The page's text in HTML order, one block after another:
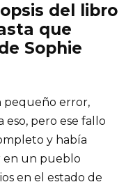
del libro
que
Sophie
pequeño error,
pero ese fallo
y había
en un pueblo
en el estado de